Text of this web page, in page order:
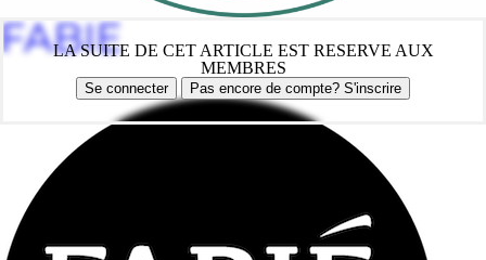
LA SUITE DE CET ARTICLE EST RESERVE AUX
MEMBRES
Se connecter Pas encore de compte? S'inscrire
FABIE